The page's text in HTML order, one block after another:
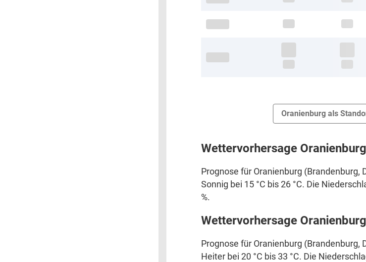
Oranienburg als
Wettervorhersage
Prognose für Oranienburg (Brandenburg,
Sonnig bei 15 °C bis 26 °C. Die
%.
Wettervorhersage
Prognose für Oranienburg (Brandenburg,
Heiter bei 20 °C bis 33 °C. Die